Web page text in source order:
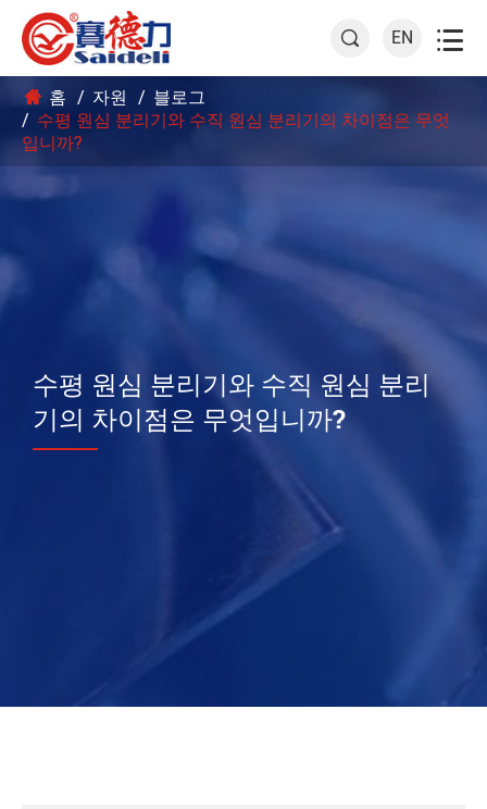
 EN 
홈 자원
블로그
수평 원심 분리기와 수직 원심 분리기의 차이점은 무엇
입니까?
수평 원심 분리기와 수직 원심 분리
기의 차이점은 무엇입니까?